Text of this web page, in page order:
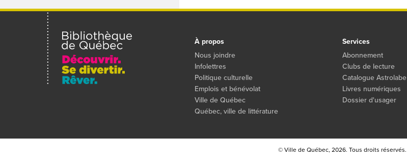
un
À propos
Nous joindre
Infolettres
Politique culturelle
Emplois et bénévolat
Ville de Québec
Québec, ville de littérature
Services
Abonnement
Clubs de lecture
Catalogue Astrolabe
Livres numériques
Dossier d'usager
© Ville de Québec, 2026. Tous droits réservés.